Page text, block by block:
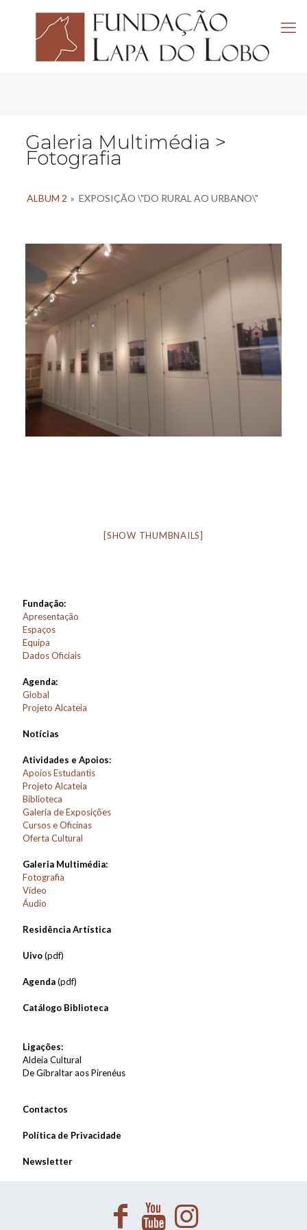
Galeria Multimédia >
Fotografia
ALBUM 2 » EXPOSIÇÃO \"DO RURAL AO URBANO\"
[SHOW THUMBNAILS]
Fundação:
Apresentação
Espaços
Equipa
Dados Oficiais
Agenda:
Global
Projeto Alcateia
Notícias
Atividades e Apoios:
Apoios Estudantis
Projeto Alcateia
Biblioteca
Galeria de Exposições
Cursos e Oficinas
Oferta Cultural
Galeria Multimédia:
Fotografia
Vídeo
Áudio
Residência Artística
Uivo(pdf)
Agenda(pdf)
Catálogo Biblioteca
Ligações:
Aldeia Cultural
De Gibraltar aos Pirenéus
Contactos
Política de Privacidade
Newsletter